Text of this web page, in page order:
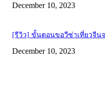
December 10, 2023
[รีวิว] ขั้นตอนขอวีซ่าเที่ยวจีนจ
December 10, 2023